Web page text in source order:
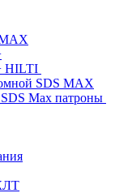
HILTI
SDS MAX
Max патроны